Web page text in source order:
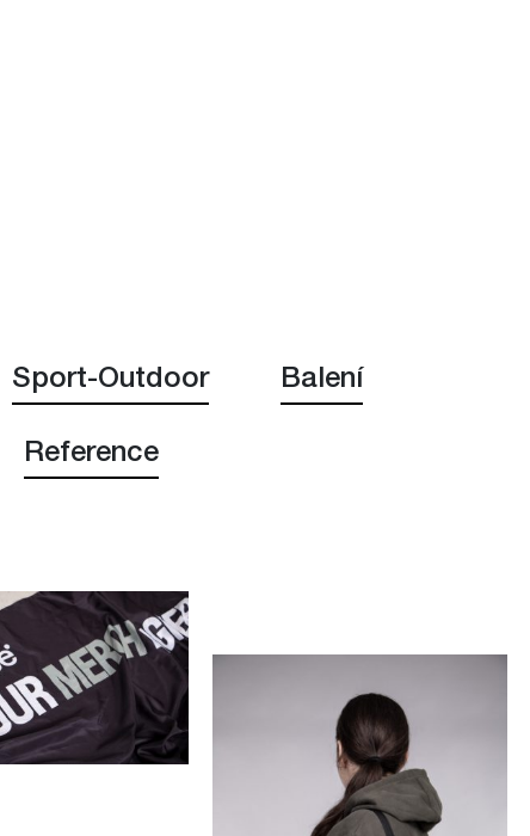
Sport-Outdoor Balení
Reference